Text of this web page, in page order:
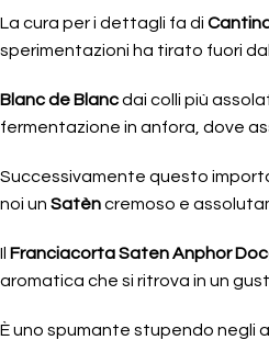
La cura per i dettagli fa di
sperimentazioni ha tirato fuori
Blanc de Blancdai colli più
fermentazione in anfora, dove
Successivamente questo
noi un Satèncremoso e
Il Franciacorta Saten Anphor
aromatica che si ritrova in un
È uno spumante stupendo negli